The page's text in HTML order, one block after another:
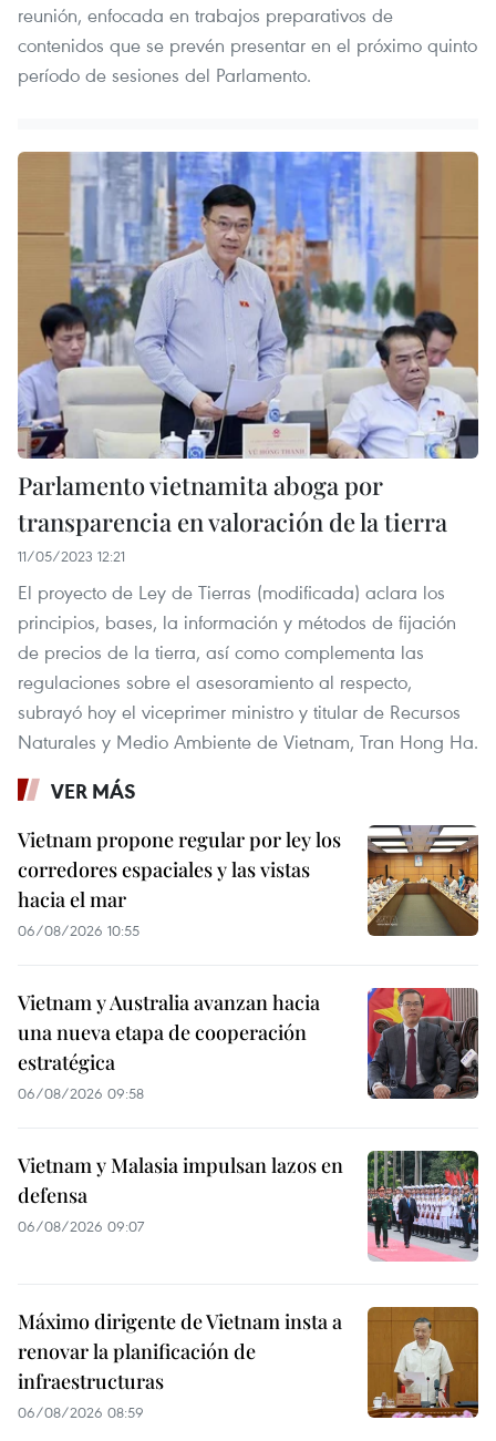
reunión, enfocada en trabajos preparativos de
contenidos que se prevén presentar en el próximo quinto
período de sesiones del Parlamento.
Parlamento vietnamita aboga por
transparencia en valoración de la tierra
11/05/2023 12:21
El proyecto de Ley de Tierras (modificada) aclara los
principios, bases, la información y métodos de fijación
de precios de la tierra, así como complementa las
regulaciones sobre el asesoramiento al respecto,
subrayó hoy el viceprimer ministro y titular de Recursos
Naturales y Medio Ambiente de Vietnam, Tran Hong Ha.
VER MÁS
Vietnam propone regular por ley los
corredores espaciales y las vistas
hacia el mar
06/08/2026 10:55
Vietnam y Australia avanzan hacia
una nueva etapa de cooperación
estratégica
06/08/2026 09:58
Vietnam y Malasia impulsan lazos en
defensa
06/08/2026 09:07
Máximo dirigente de Vietnam insta a
renovar la planificación de
infraestructuras
06/08/2026 08:59